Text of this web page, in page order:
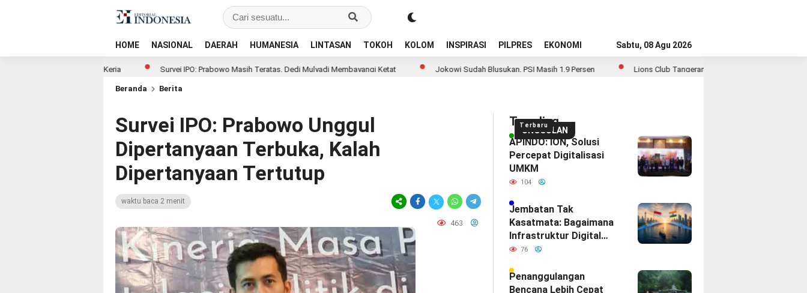
HOME NASIONAL DAERAH HUMANESIA LINTASAN TOKOH KOLOM INSPIRASI PILPRES EKONOMI Sabtu, 08 Agu 2026
Survei IPO: Prabowo Masih Teratas, Dedi Mulyadi Membayangi Ketat Jokowi Sudah Blusukan, PSI Masih 1,9 Persen Lions Club Tangerang Happy Bersama Prodia, Curalis AI, dan
Beranda Berita
Survei IPO: Prabowo Unggul
Dipertanyaan Terbuka, Kalah
Dipertanyaan Tertutup
waktu baca 2 menit
463
UNGGULAN
Terbaru
Trending
APINDO: ION, Solusi
Percepat Digitalisasi
UMKM
104
Jembatan Tak
Kasatmata: Bagaimana
Infrastruktur Digital
Diam-Diam
Hubungan Indonesia–
India
76
Penanggulangan
Bencana Lebih Cepat